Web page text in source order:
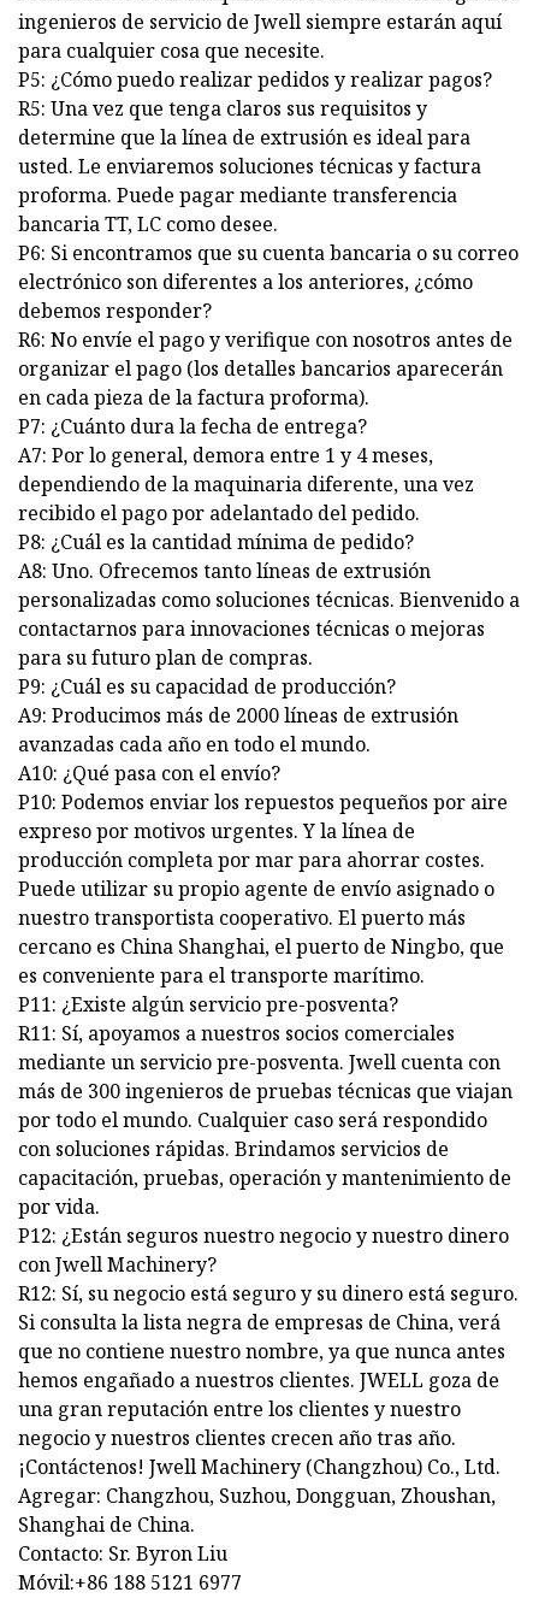
ingenieros de servicio de Jwell siempre estarán aquí
para cualquier cosa que necesite.
P5: ¿Cómo puedo realizar pedidos y realizar pagos?
R5: Una vez que tenga claros sus requisitos y
determine que la línea de extrusión es ideal para
usted. Le enviaremos soluciones técnicas y factura
proforma. Puede pagar mediante transferencia
bancaria TT, LC como desee.
P6: Si encontramos que su cuenta bancaria o su correo
electrónico son diferentes a los anteriores, ¿cómo
debemos responder?
R6: No envíe el pago y verifique con nosotros antes de
organizar el pago (los detalles bancarios aparecerán
en cada pieza de la factura proforma).
P7: ¿Cuánto dura la fecha de entrega?
A7: Por lo general, demora entre 1 y 4 meses,
dependiendo de la maquinaria diferente, una vez
recibido el pago por adelantado del pedido.
P8: ¿Cuál es la cantidad mínima de pedido?
A8: Uno. Ofrecemos tanto líneas de extrusión
personalizadas como soluciones técnicas. Bienvenido a
contactarnos para innovaciones técnicas o mejoras
para su futuro plan de compras.
P9: ¿Cuál es su capacidad de producción?
A9: Producimos más de 2000 líneas de extrusión
avanzadas cada año en todo el mundo.
A10: ¿Qué pasa con el envío?
P10: Podemos enviar los repuestos pequeños por aire
expreso por motivos urgentes. Y la línea de
producción completa por mar para ahorrar costes.
Puede utilizar su propio agente de envío asignado o
nuestro transportista cooperativo. El puerto más
cercano es China Shanghai, el puerto de Ningbo, que
es conveniente para el transporte marítimo.
P11: ¿Existe algún servicio pre-posventa?
R11: Sí, apoyamos a nuestros socios comerciales
mediante un servicio pre-posventa. Jwell cuenta con
más de 300 ingenieros de pruebas técnicas que viajan
por todo el mundo. Cualquier caso será respondido
con soluciones rápidas. Brindamos servicios de
capacitación, pruebas, operación y mantenimiento de
por vida.
P12: ¿Están seguros nuestro negocio y nuestro dinero
con Jwell Machinery?
R12: Sí, su negocio está seguro y su dinero está seguro.
Si consulta la lista negra de empresas de China, verá
que no contiene nuestro nombre, ya que nunca antes
hemos engañado a nuestros clientes. JWELL goza de
una gran reputación entre los clientes y nuestro
negocio y nuestros clientes crecen año tras año.
¡Contáctenos! Jwell Machinery (Changzhou) Co., Ltd.
Agregar: Changzhou, Suzhou, Dongguan, Zhoushan,
Shanghai de China.
Contacto: Sr. Byron Liu
Móvil:+86 188 5121 6977